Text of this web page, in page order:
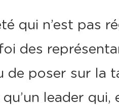
qui n’est pas
des
de poser sur la
leader qui,